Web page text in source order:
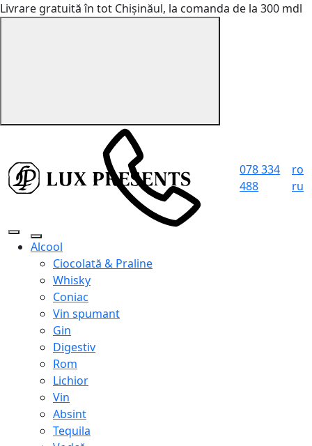
Livrare gratuită în tot Chișinăul, la comanda de la 300 mdl
078 334
488
ro
ru
Alcool
Ciocolată & Praline
Whisky
Coniac
Vin spumant
Gin
Digestiv
Rom
Lichior
Vin
Absint
Tequila